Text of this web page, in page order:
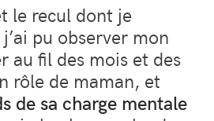
le recul dont je
pu observer mon
au fil des mois et des
rôle de maman, et
de sa charge mentale